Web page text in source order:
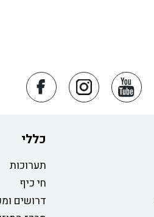
כללי
תערוכות
חי כיף
דרושים